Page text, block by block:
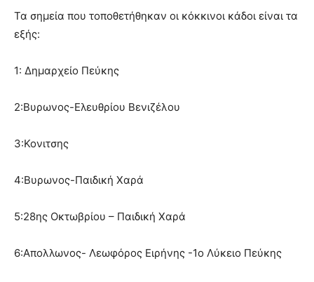
Τα σημεία που τοποθετήθηκαν οι κόκκινοι κάδοι είναι τα
εξής:
1: Δημαρχείο Πεύκης
2:Βυρωνος-Ελευθρίου Βενιζέλου
3:Κονιτσης
4:Βυρωνος-Παιδική Χαρά
5:28ης Οκτωβρίου – Παιδική Χαρά
6:Απολλωνος- Λεωφόρος Ειρήνης -1ο Λύκειο Πεύκης